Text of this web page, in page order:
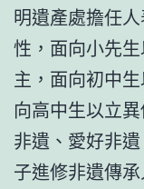
明遺產處擔任
性，面向小先
主，面向初中
向高中生以立
非遺、愛好非
子進修非遺傳